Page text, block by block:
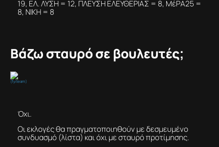
19, ΕΛ. ΛΥΣΗ = 12, ΠΛΕΥΣΗ ΕΛΕΥΘΕΡΙΑΣ = 8, ΜέΡΑ25 =
8, ΝΙΚΗ = 8
Βάζω σταυρό σε βουλευτές;
(fyiteam)
Όχι.
Οι εκλογές θα πραγματοποιηθούν με δεσμευμένο
συνδυασμό (λίστα) και όχι με σταυρό προτίμησης.